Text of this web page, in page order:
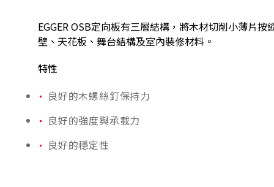
EGGER OSB定向板有三層結構，將木材切削小薄片
壁、天花板、舞台結構及室內裝修材料。
特性
良好的木螺絲釘保持力
良好的強度與承載力
良好的穩定性